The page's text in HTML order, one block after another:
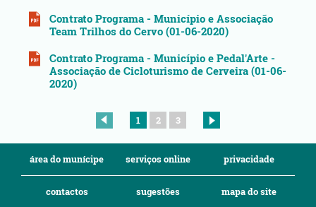
Contrato Programa - Município e Associação
Team Trilhos do Cervo (01-06-2020)
Contrato Programa - Município e Pedal'Arte -
Associação de Cicloturismo de Cerveira (01-06-
2020)
1 2 3
área do munícipe serviços online privacidade
contactos sugestões mapa do site